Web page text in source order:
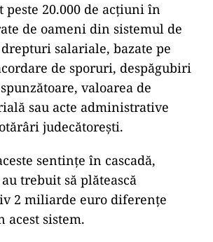
peste 20.000 de acțiuni în
de oameni din sistemul de
salariale, bazate pe
de sporuri, despăgubiri
valoarea de
sau acte administrative
judecătorești.
sentințe în cascadă,
trebuit să plătească
2 miliarde euro diferențe
acest sistem.